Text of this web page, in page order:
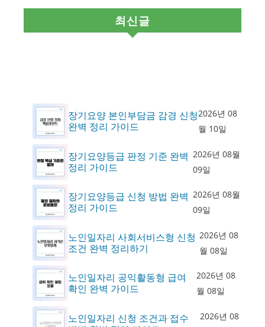
최신글
장기요양 본인부담금 감경 신청
완벽 정리 가이드
2026년 08
월 10일
장기요양등급 판정 기준 완벽
정리 가이드
2026년 08월
09일
장기요양등급 신청 방법 완벽
정리 가이드
2026년 08월
09일
노인일자리 사회서비스형 신청
조건 완벽 정리하기
2026년 08
월 08일
노인일자리 공익활동형 급여
확인 완벽 가이드
2026년 08
월 08일
노인일자리 신청 조건과 접수
2026년 08